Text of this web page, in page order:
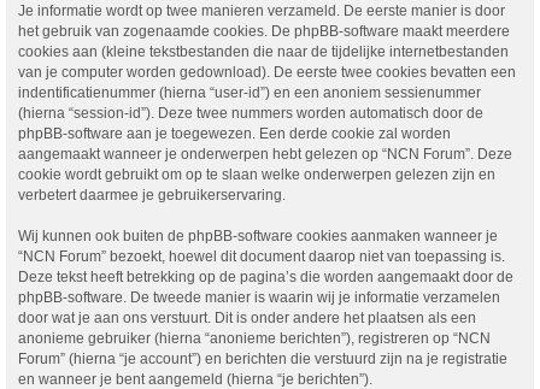
Je informatie wordt op twee manieren verzameld. De eerste manier is door
het gebruik van zogenaamde cookies. De phpBB-software maakt meerdere
cookies aan (kleine tekstbestanden die naar de tijdelijke internetbestanden
van je computer worden gedownload). De eerste twee cookies bevatten een
indentificatienummer (hierna “user-id”) en een anoniem sessienummer
(hierna “session-id”). Deze twee nummers worden automatisch door de
phpBB-software aan je toegewezen. Een derde cookie zal worden
aangemaakt wanneer je onderwerpen hebt gelezen op “NCN Forum”. Deze
cookie wordt gebruikt om op te slaan welke onderwerpen gelezen zijn en
verbetert daarmee je gebruikerservaring.
Wij kunnen ook buiten de phpBB-software cookies aanmaken wanneer je
“NCN Forum” bezoekt, hoewel dit document daarop niet van toepassing is.
Deze tekst heeft betrekking op de pagina’s die worden aangemaakt door de
phpBB-software. De tweede manier is waarin wij je informatie verzamelen
door wat je aan ons verstuurt. Dit is onder andere het plaatsen als een
anonieme gebruiker (hierna “anonieme berichten”), registreren op “NCN
Forum” (hierna “je account”) en berichten die verstuurd zijn na je registratie
en wanneer je bent aangemeld (hierna “je berichten”).